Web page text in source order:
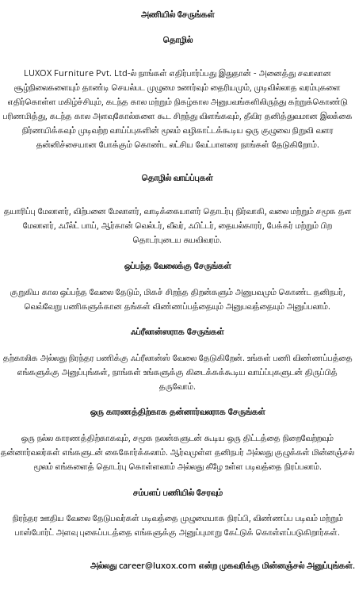
அணியில் சேருங்கள்
தொழில்
LUXOX Furniture Pvt. Ltd-ல் நாங்கள் எதிர்பார்ப்பது இதுதான் - அனைத்து சவாலான
சூழ்நிலைகளையும் தாண்டி செயல்பட முழுமை உணர்வும் தைரியமும், முடிவில்லாத வரம்புகளை
எதிர்கொள்ள மகிழ்ச்சியும், கடந்த கால மற்றும் நிகழ்கால அனுபவங்களிலிருந்து கற்றுக்கொண்டு
பரிணமித்து, கடந்த கால அளவுகோல்களை கூட சிறந்து விளங்கவும், தீவிர தனித்துவமான இலக்கை
நிர்ணயிக்கவும் முடிவற்ற வாய்ப்புகளின் மூலம் வழிகாட்டக்கூடிய ஒரு குழுவை நிறுவி வளர
தன்னிச்சையான போக்கும் கொண்ட லட்சிய வேட்பாளரை நாங்கள் தேடுகிறோம்.
தொழில் வாய்ப்புகள்
தயாரிப்பு மேலாளர், விற்பனை மேலாளர், வாடிக்கையாளர் தொடர்பு நிர்வாகி, வலை மற்றும் சமூக தள
மேலாளர், ஃபீல்ட் பாய், ஆர்கான் வெல்டர், வீவர், ஃபிட்டர், தையல்காரர், பேக்கர் மற்றும் பிற
தொடர்புடைய சுயவிவரம்.
ஒப்பந்த வேலைக்கு சேருங்கள்
குறுகிய கால ஒப்பந்த வேலை தேடும், மிகச் சிறந்த திறன்களும் அனுபவமும் கொண்ட தனிநபர்,
வெவ்வேறு பணிகளுக்கான தங்கள் விண்ணப்பத்தையும் அனுபவத்தையும் அனுப்பலாம்.
ஃப்ரீலான்ஸராக சேருங்கள்
தற்காலிக அல்லது நிரந்தர பணிக்கு ஃப்ரீலான்ஸ் வேலை தேடுகிறேன். உங்கள் பணி விண்ணப்பத்தை
எங்களுக்கு அனுப்புங்கள், நாங்கள் உங்களுக்கு கிடைக்கக்கூடிய வாய்ப்புகளுடன் திருப்பித்
தருவோம்.
ஒரு காரணத்திற்காக தன்னார்வலராக சேருங்கள்
ஒரு நல்ல காரணத்திற்காகவும், சமூக நலன்களுடன் கூடிய ஒரு திட்டத்தை நிறைவேற்றவும்
தன்னார்வலர்கள் எங்களுடன் கைகோர்க்கலாம். ஆர்வமுள்ள தனிநபர் அல்லது குழுக்கள் மின்னஞ்சல்
மூலம் எங்களைத் தொடர்பு கொள்ளலாம் அல்லது கீழே உள்ள படிவத்தை நிரப்பலாம்.
சம்பளப் பணியில் சேரவும்
நிரந்தர ஊதிய வேலை தேடுபவர்கள் படிவத்தை முழுமையாக நிரப்பி, விண்ணப்ப படிவம் மற்றும்
பாஸ்போர்ட் அளவு புகைப்படத்தை எங்களுக்கு அனுப்புமாறு கேட்டுக் கொள்ளப்படுகிறார்கள்.
அல்லது career@luxox.com என்ற முகவரிக்கு மின்னஞ்சல் அனுப்புங்கள்.